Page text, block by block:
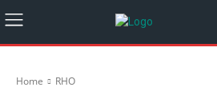
Home RHO